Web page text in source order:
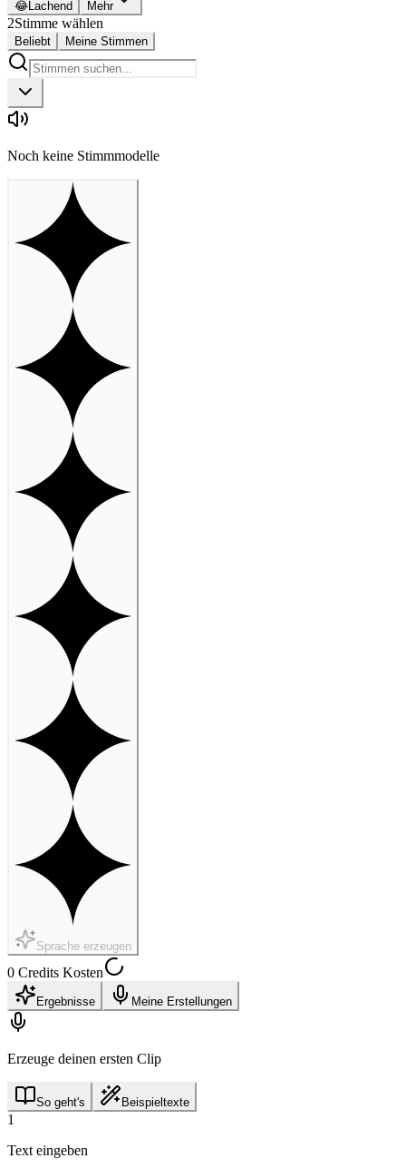
😂Lachend Mehr
2Stimme wählen
Beliebt Meine Stimmen
Noch keine Stimmmodelle
Sprache erzeugen
0 Credits Kosten
Ergebnisse Meine Erstellungen
Erzeuge deinen ersten Clip
So geht's Beispieltexte
1
Text eingeben